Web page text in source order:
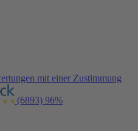
mit einer Zustimmung
(6893) 96%